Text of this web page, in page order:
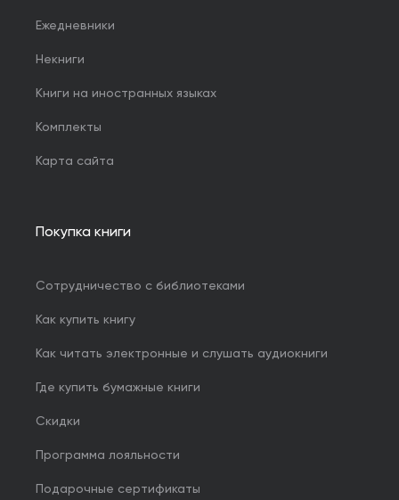
Ежедневники
Некниги
Книги на иностранных языках
Комплекты
Карта сайта
Покупка книги
Сотрудничество с библиотеками
Как купить книгу
Как читать электронные и слушать аудиокниги
Где купить бумажные книги
Скидки
Программа лояльности
Подарочные сертификаты